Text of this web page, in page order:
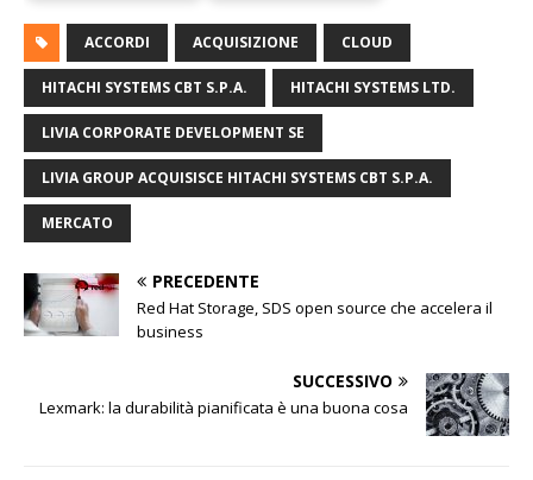
ACCORDI ACQUISIZIONE CLOUD
HITACHI SYSTEMS CBT S.P.A. HITACHI SYSTEMS LTD.
LIVIA CORPORATE DEVELOPMENT SE
LIVIA GROUP ACQUISISCE HITACHI SYSTEMS CBT S.P.A.
MERCATO
PRECEDENTE
Red Hat Storage, SDS open source che accelera il
business
SUCCESSIVO
Lexmark: la durabilità pianificata è una buona cosa